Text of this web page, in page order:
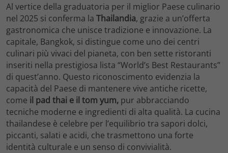
Al vertice della graduatoria per il miglior Paese culinario
nel 2025 si conferma la Thailandia, grazie a un’offerta
gastronomica che unisce tradizione e innovazione. La
capitale, Bangkok, si distingue come uno dei centri
culinari più vivaci del pianeta, con ben sette ristoranti
inseriti nella prestigiosa lista “World’s Best Restaurants”
di quest’anno. Questo riconoscimento evidenzia la
capacità del Paese di mantenere vive antiche ricette,
come il pad thai e il tom yum, pur abbracciando
tecniche moderne e ingredienti di alta qualità. La cucina
thailandese è celebre per l’equilibrio tra sapori dolci,
piccanti, salati e acidi, che trasmettono una forte
identità culturale e un senso di convivialità.